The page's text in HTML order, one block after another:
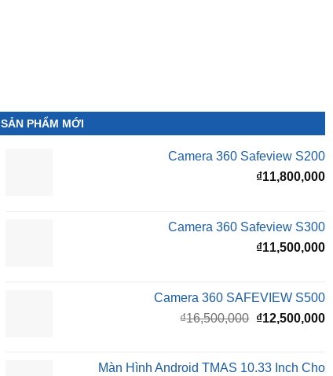
SẢN PHẨM MỚI
Camera 360 Safeview S200
₫11,800,000
Camera 360 Safeview S300
₫11,500,000
Camera 360 SAFEVIEW S500
₫16,500,000 Giá
₫16,500,000.
₫12,500,000
Màn Hình Android TMAS 10.33 Inch Cho